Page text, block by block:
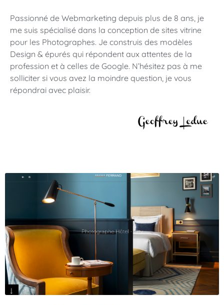
Passionné de Webmarketing depuis plus de 8 ans, je
me suis spécialisé dans la conception de sites vitrine
pour les Photographes. Je construis des modèles
Design & épurés qui répondent aux attentes de la
profession et à celles de Google. N’hésitez pas à me
solliciter si vous avez la moindre question, je vous
répondrai avec plaisir.